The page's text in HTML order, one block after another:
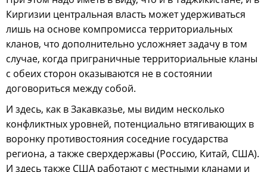
Киргизии центральная власть может удерживаться
лишь на основе компромисса территориальных
кланов, что дополнительно усложняет задачу в том
случае, когда приграничные территориальные кланы
с обеих сторон оказываются не в состоянии
договориться между собой.
И здесь, как в Закавказье, мы видим несколько
конфликтных уровней, потенциально втягивающих в
воронку противостояния соседние государства
региона, а также сверхдержавы (Россию, Китай, США).
И здесь также США работают с местными кланами и